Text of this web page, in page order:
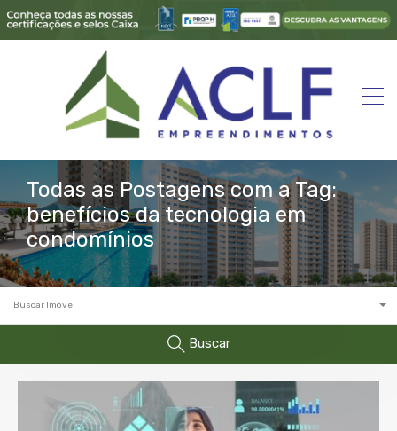
Todas as Postagens com a Tag:
benefícios da tecnologia em
condomínios
Buscar Imóvel
Buscar